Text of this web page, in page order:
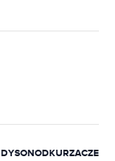
DYSONODKURZACZE